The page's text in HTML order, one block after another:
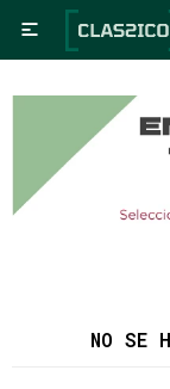

NO SE